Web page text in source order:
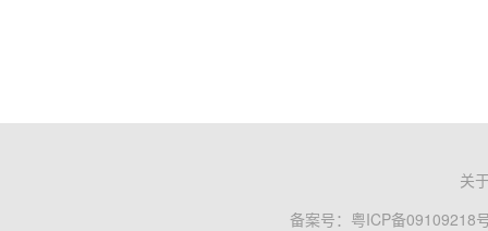
关
备案号： 粤ICP备09109218